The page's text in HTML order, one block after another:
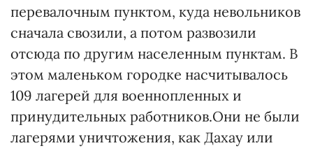
перевалочным пунктом, куда невольников
сначала свозили, а потом развозили
отсюда по другим населенным пунктам. В
этом маленьком городке насчитывалось
109 лагерей для военнопленных и
принудительных работников.Они не были
лагерями уничтожения, как Дахау или